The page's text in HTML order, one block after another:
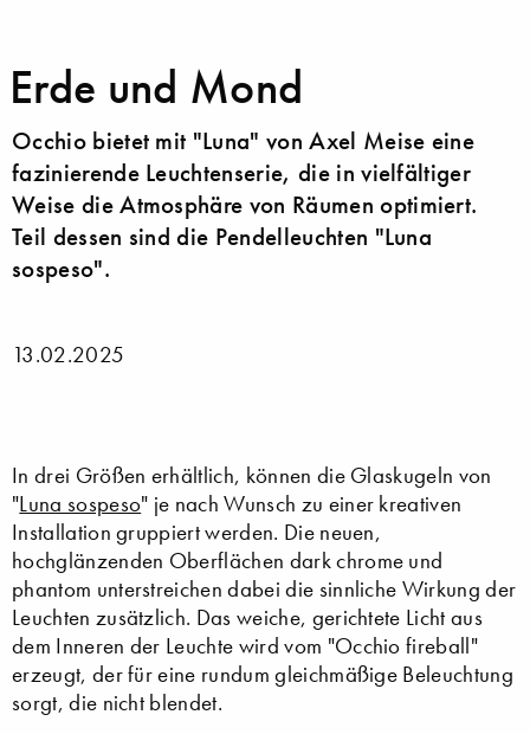
Erde und Mond
Occhio bietet mit "Luna" von Axel Meise eine
fazinierende Leuchtenserie, die in vielfältiger
Weise die Atmosphäre von Räumen optimiert.
Teil dessen sind die Pendelleuchten "Luna
sospeso".
13.02.2025
In drei Größen erhältlich, können die Glaskugeln von
"Luna sospeso" je nach Wunsch zu einer kreativen
Installation gruppiert werden. Die neuen,
hochglänzenden Oberflächen dark chrome und
phantom unterstreichen dabei die sinnliche Wirkung der
Leuchten zusätzlich. Das weiche, gerichtete Licht aus
dem Inneren der Leuchte wird vom "Occhio fireball"
erzeugt, der für eine rundum gleichmäßige Beleuchtung
sorgt, die nicht blendet.